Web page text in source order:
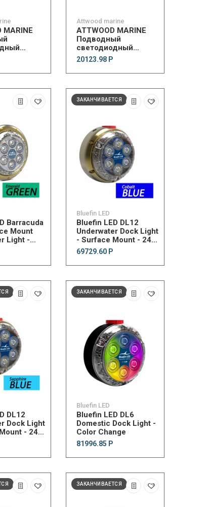
MARINE
Armor
LED Light
Attwood marine
ATTWOOD MARINE
Подводный
светодиодный
фонарь Light Armor
Underwater LED Light
6 светодиодов
20123.98 Р
Barracuda
Mount
Light -
-
ЗАКАНЧИВАЕТСЯ
Bluefin LED
Bluefin LED DL12
Underwater Dock Light
- Surface Mount - 24V
- Cobalt Blue
69729.60 Р
DL12
Dock Light
- 24V
ЗАКАНЧИВАЕТСЯ
Bluefin LED
Bluefin LED DL6
Domestic Dock Light -
Color Change
81996.85 Р
ЗАКАНЧИВАЕТСЯ